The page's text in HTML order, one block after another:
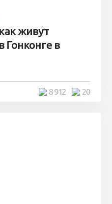
живут
в
20
8 912